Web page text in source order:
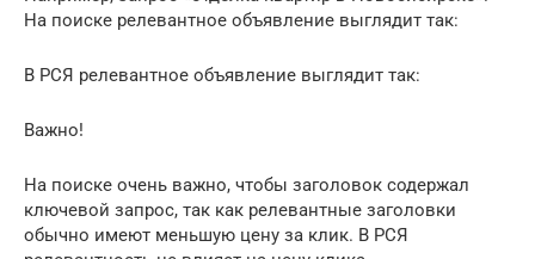
На поиске релевантное объявление выглядит так:
В РСЯ релевантное объявление выглядит так:
Важно!
На поиске очень важно, чтобы заголовок содержал
ключевой запрос, так как релевантные заголовки
обычно имеют меньшую цену за клик. В РСЯ